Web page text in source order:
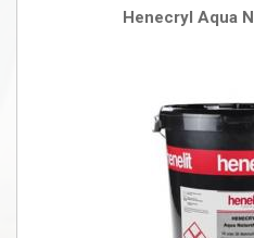
Henecryl Aqua